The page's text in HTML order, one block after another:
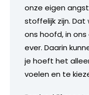
onze eigen
stoffelijk zijn. Dat
ons hoofd, in
ever. Daarin
je hoeft het
voelen en te